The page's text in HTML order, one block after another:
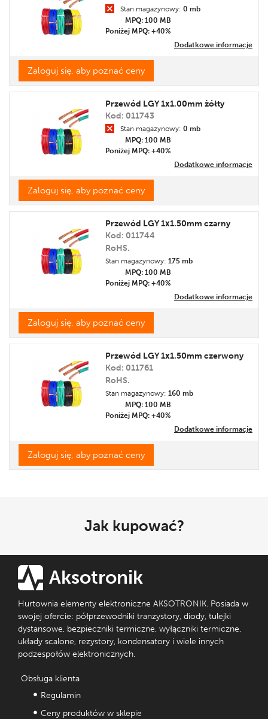
Stan magazynowy: 0 mb
MPQ: 100 MB
Poniżej MPQ: +40%
Dodatkowe informacje
Zaloguj się, aby poznać ceny
Przewód LGY 1x1.00mm żółty
Kod: 011743
Stan magazynowy: 0 mb
MPQ: 100 MB
Poniżej MPQ: +40%
Dodatkowe informacje
Zaloguj się, aby poznać ceny
Przewód LGY 1x1.50mm czarny
Kod: 011744
RoHS.
Stan magazynowy: 175 mb
MPQ: 100 MB
Poniżej MPQ: +40%
Dodatkowe informacje
Zaloguj się, aby poznać ceny
Przewód LGY 1x1.50mm czerwony
Kod: 011761
RoHS.
Stan magazynowy: 160 mb
MPQ: 100 MB
Poniżej MPQ: +40%
Dodatkowe informacje
Zaloguj się, aby poznać ceny
Jak kupować?
Aksotronik
Hurtownia elementy elektroniczne AKSOTRONIK. Posiada w
swojej ofercie: półprzewodniki tranzystory, diody, tulejki
dystansowe, bezpieczniki termiczne, wyłączniki termiczne,
układy scalone, rezystory, kondensatory i wiele innych
podzespołów elektronicznych.
Obsługa klienta
Regulamin
Ceny produktów w sklepie